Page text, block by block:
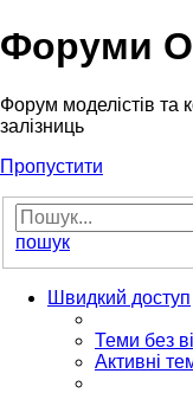
Форуми
Форум моделістів та
залізниць
Пропустити
пошук
Швидкий доступ
Теми без
Активні